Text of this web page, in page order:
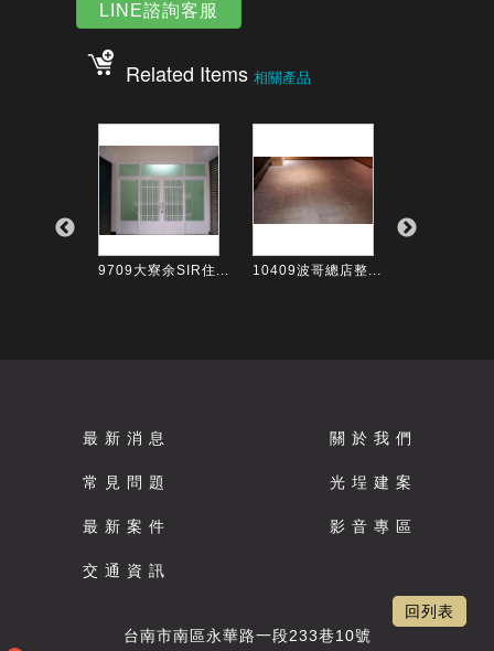
LINE諮詢客服
Related Items 相關產品
9709大寮余SIR住... 10409波哥總店整...
最 新 消 息 關 於 我 們
常 見 問 題 光 埕 建 案
最 新 案 件 影 音 專 區
交 通 資 訊
台南市南區永華路一段233巷10號
回列表